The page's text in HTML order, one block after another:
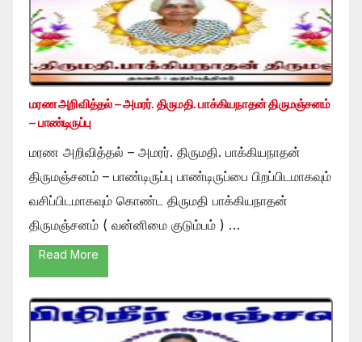
மரண அறிவித்தல் – அமரர். திருமதி. பாக்கியநாதன் திருமஞ்சனம்
– பாண்டிருப்பு
மரண அறிவித்தல் – அமரர். திருமதி. பாக்கியநாதன்
திருமஞ்சனம் – பாண்டிருப்பு பாண்டிருப்பை பிறப்பிடமாகவும்
வசிப்பிடமாகவும் கொண்ட திருமதி பாக்கியநாதன்
திருமஞ்சனம் ( வன்னிமை குடும்பம் ) …
Read More